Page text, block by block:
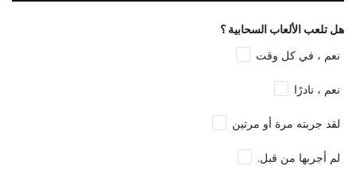
هل تلعب الألعاب السحابية ؟
نعم ، في كل وقت
نعم ، نادرًا
لقد جربته مرة أو مرتين
لم أجربها من قبل.